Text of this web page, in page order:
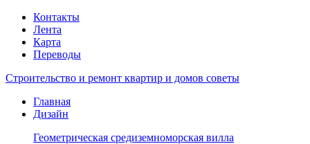
Контакты
Лента
Карта
Переводы
Строительство и ремонт квартир и домов советы
Главная
Дизайн
Геометрическая средиземноморская вилла